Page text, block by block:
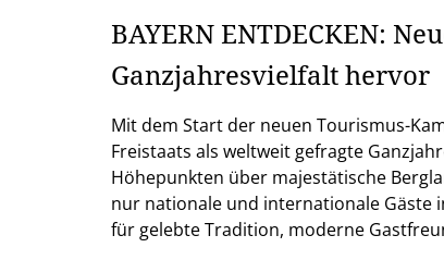
BAYERN ENTDECKEN:
Ganzjahresvielfalt hervor
Mit dem Start der neuen Tourismus-
Freistaats als weltweit gefragte
Höhepunkten über majestätische
nur nationale und internationale Gäste
für gelebte Tradition, moderne